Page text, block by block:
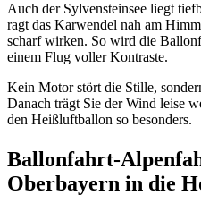
Auch der Sylvensteinsee liegt
ragt das Karwendel nah am
scharf wirken. So wird die
einem Flug voller Kontraste.
Kein Motor stört die Stille,
Danach trägt Sie der Wind leise
den Heißluftballon so besonders.
Ballonfahrt-
Oberbayern in die